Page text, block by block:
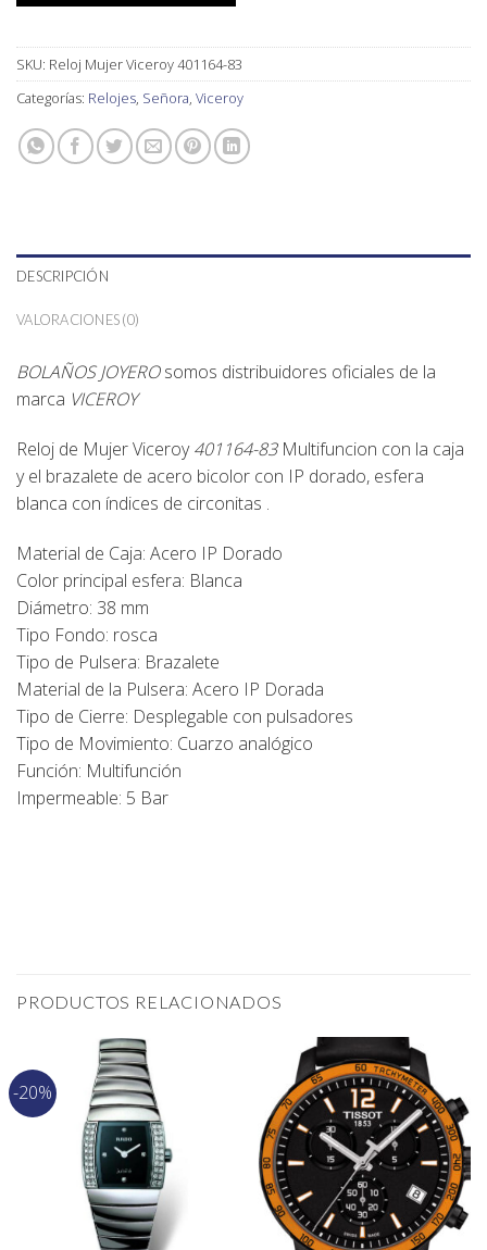
SKU: Reloj Mujer Viceroy 401164-83
Categorías: Relojes, Señora, Viceroy
DESCRIPCIÓN
VALORACIONES (0)
BOLAÑOS JOYEROsomos distribuidores oficiales de la
marca VICEROY
Reloj de Mujer Viceroy401164-83Multifuncion con la caja
y el brazalete de acero bicolor con IP dorado, esfera
blanca con índices de circonitas .
Material de Caja: Acero IP Dorado
Color principal esfera: Blanca
Diámetro: 38 mm
Tipo Fondo: rosca
Tipo de Pulsera: Brazalete
Material de la Pulsera: Acero IP Dorada
Tipo de Cierre: Desplegable con pulsadores
Tipo de Movimiento: Cuarzo analógico
Función: Multifunción
Impermeable: 5 Bar
PRODUCTOS RELACIONADOS
-20%